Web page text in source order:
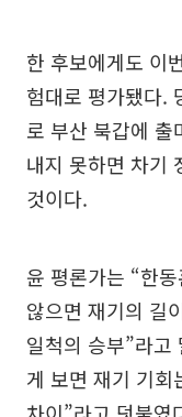
한 후보에게도 이
험대로 평가됐다.
로 부산 북갑에 출
내지 못하면 차기
것이다.
윤 평론가는 “한
않으면 재기의 길
일척의 승부”라고
게 보면 재기 기회